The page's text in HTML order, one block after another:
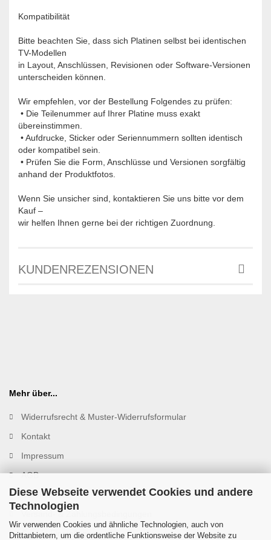
Diese Webseite verwendet Cookies und andere
Technologien
Wir verwenden Cookies und ähnliche Technologien, auch von
Drittanbietern, um die ordentliche Funktionsweise der Website zu
Kompatibilität
Bitte beachten Sie, dass sich Platinen selbst bei identischen
TV-Modellen
in Layout, Anschlüssen, Revisionen oder Software-Versionen
unterscheiden können.
Wir empfehlen, vor der Bestellung Folgendes zu prüfen:
• Die Teilenummer auf Ihrer Platine muss exakt
übereinstimmen.
• Aufdrucke, Sticker oder Seriennummern sollten identisch
oder kompatibel sein.
• Prüfen Sie die Form, Anschlüsse und Versionen sorgfältig
anhand der Produktfotos.
Wenn Sie unsicher sind, kontaktieren Sie uns bitte vor dem
Kauf –
wir helfen Ihnen gerne bei der richtigen Zuordnung.
KUNDENREZENSIONEN
Mehr über...
Widerrufsrecht & Muster-Widerrufsformular
Kontakt
Impressum
AGB
Datenschutz
Versand- & Zahlungsbedingungen
Cookie Einstellungen